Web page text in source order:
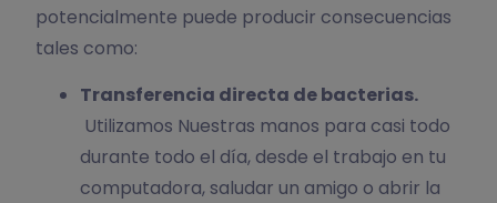
potencialmente puede producir consecuencias
tales como:
Transferencia directa de bacterias.
Utilizamos Nuestras manos para casi todo
durante todo el día, desde el trabajo en tu
computadora, saludar un amigo o abrir la